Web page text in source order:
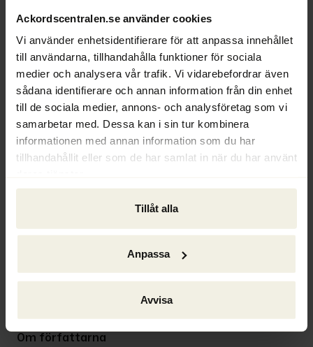
Ackordscentralen.se använder cookies
Vi använder enhetsidentifierare för att anpassa innehållet
till användarna, tillhandahålla funktioner för sociala
medier och analysera vår trafik. Vi vidarebefordrar även
sådana identifierare och annan information från din enhet
till de sociala medier, annons- och analysföretag som vi
samarbetar med. Dessa kan i sin tur kombinera
informationen med annan information som du har
tillhandahållit eller som de har samlat in när du har använt
Tillåt alla
Anpassa
Avvisa
någon aning och vad en konkurs är för något. Hans
hoppas även att borgenärer ska få upp ögonen för
att de kan göra mer än att bara anmäla vilken
fordran man har.
– Jag upplever ofta att borgenärer är ganska
oengagerade och att de inte ställer så höga krav på
förvaltaren som de skulle kunna göra. Så kanske
kan borgenärer med hjälp av boken för upp ögonen
– Utgången blir bättre med ett större samarbete.
Man jobbar ju för hela borgenärskollektivet och för
kräver ett bra samarbete med både borgenär och
Om författarna